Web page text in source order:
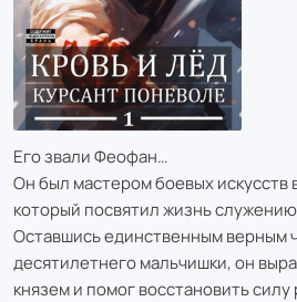
Его звали Феофан…
Он был мастером боевых искусств
который посвятил жизнь
Оставшись единственным верным
десятилетнего мальчишки, он
князем и помог восстановить силу